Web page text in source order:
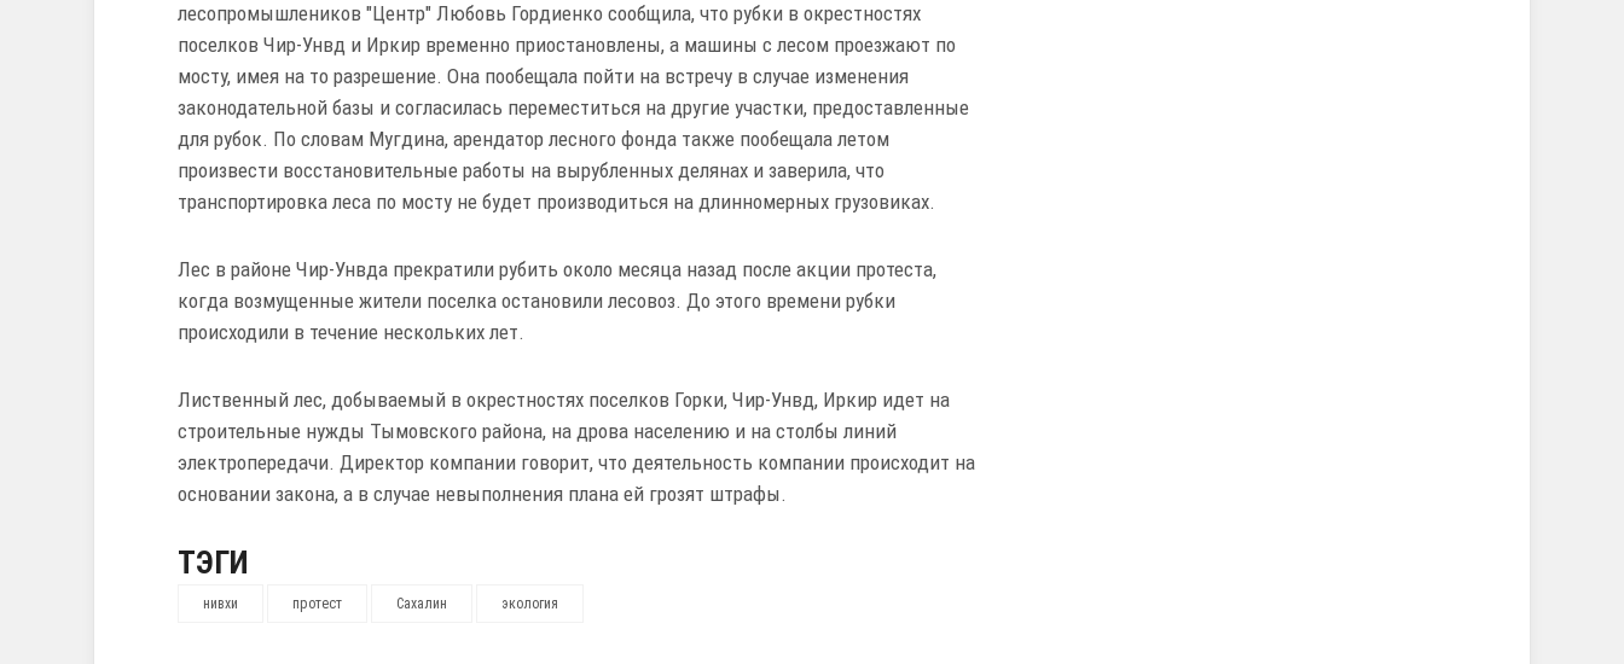
лесопромышлеников "Центр" Любовь Гордиенко сообщила, что рубки в окрестностях
поселков Чир-Унвд и Иркир временно приостановлены, а машины с лесом проезжают по
мосту, имея на то разрешение. Она пообещала пойти на встречу в случае изменения
законодательной базы и согласилась переместиться на другие участки, предоставленные
для рубок. По словам Мугдина, арендатор лесного фонда также пообещала летом
произвести восстановительные работы на вырубленных делянах и заверила, что
транспортировка леса по мосту не будет производиться на длинномерных грузовиках.
Лес в районе Чир-Унвда прекратили рубить около месяца назад после акции протеста,
когда возмущенные жители поселка остановили лесовоз. До этого времени рубки
происходили в течение нескольких лет.
Лиственный лес, добываемый в окрестностях поселков Горки, Чир-Унвд, Иркир идет на
строительные нужды Тымовского района, на дрова населению и на столбы линий
электропередачи. Директор компании говорит, что деятельность компании происходит на
основании закона, а в случае невыполнения плана ей грозят штрафы.
ТЭГИ
нивхи протест Сахалин экология